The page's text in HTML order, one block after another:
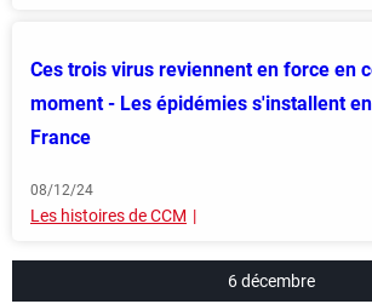
Ces trois virus reviennent en force en
moment - Les épidémies s'installent en
France
08/12/24
Les histoires de CCM
6 décembre